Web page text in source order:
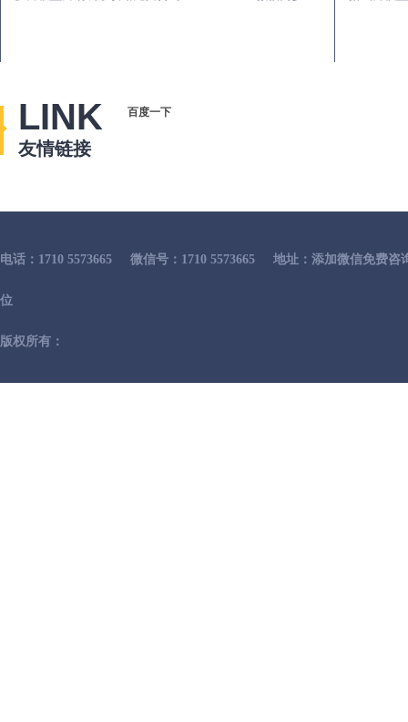
LINK
友情链接
百度一下
电话：1710 5573665 微信号：1710 5573665 地址：添加微信免费咨
位
版权所有：